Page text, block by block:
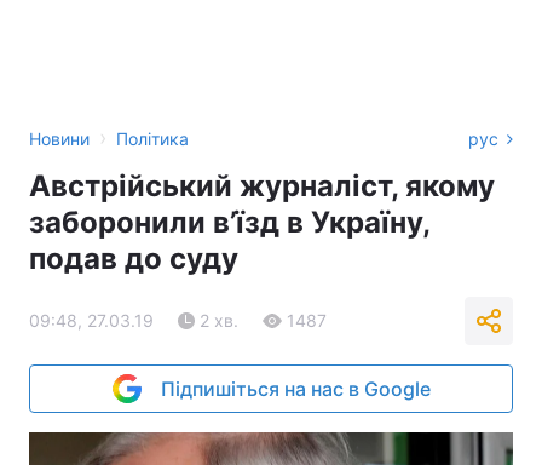
Новини › Політика рус
Австрійський журналіст, якому
заборонили в’їзд в Україну,
подав до суду
09:48, 27.03.19 2 хв. 1487
Підпишіться на нас в Google